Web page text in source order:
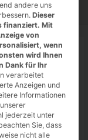
Tests
andere uns
Dieser
finanziert. Mit
von
wenn
wird Ihnen
Dank für Ihr
verarbeitet
Anzeigen und
Informationen
jederzeit unter
Sie, dass
nicht alle